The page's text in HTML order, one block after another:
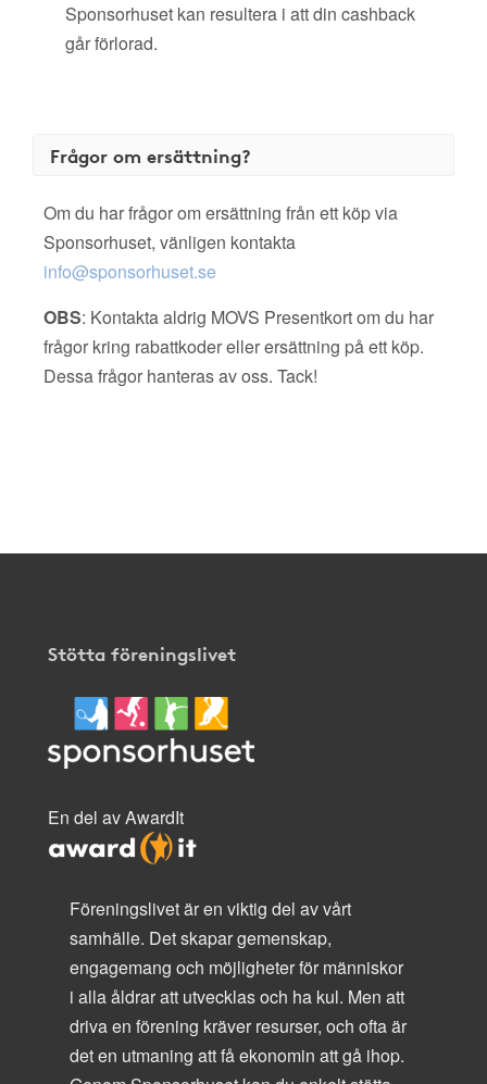
Sponsorhuset kan resultera i att din cashback
går förlorad.
Frågor om ersättning?
Om du har frågor om ersättning från ett köp via
Sponsorhuset, vänligen kontakta
info@sponsorhuset.se
OBS: Kontakta aldrig MOVS Presentkort om du har
frågor kring rabattkoder eller ersättning på ett köp.
Dessa frågor hanteras av oss. Tack!
Stötta föreningslivet
En del av AwardIt
Föreningslivet är en viktig del av vårt
samhälle. Det skapar gemenskap,
engagemang och möjligheter för människor
i alla åldrar att utvecklas och ha kul. Men att
driva en förening kräver resurser, och ofta är
det en utmaning att få ekonomin att gå ihop.